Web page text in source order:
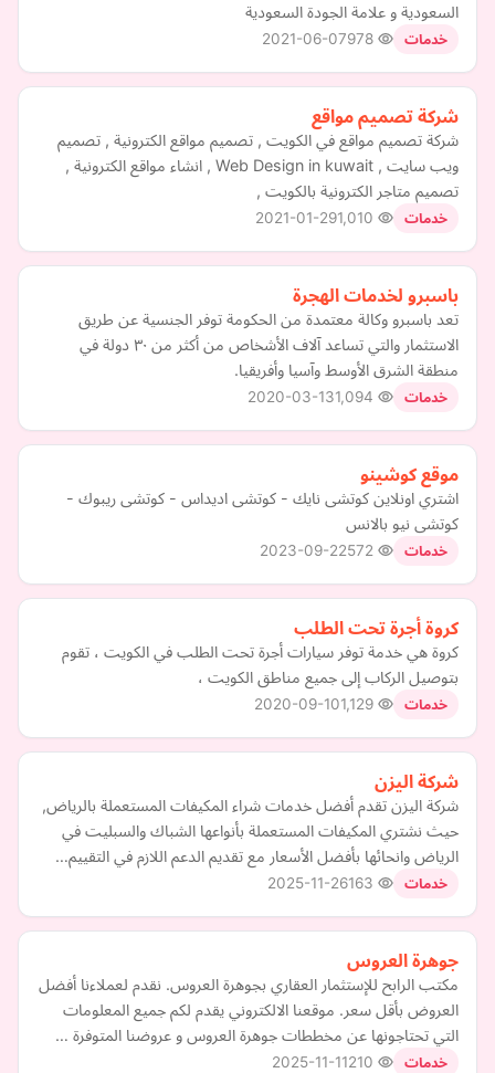
السعودية و علامة الجودة السعودية
خدمات 2021-06-07
شركة تصميم مواقع
شركة تصميم مواقع في الكويت , تصميم مواقع الكترونية , تصميم
ويب سايت , Web Design in kuwait , انشاء مواقع الكترونية ,
تصميم متاجر الكترونية بالكويت ,
خدمات 2021-01-29
باسبرو لخدمات الهجرة
تعد باسبرو وكالة معتمدة من الحكومة توفر الجنسية عن طريق
الاستثمار والتي تساعد آلاف الأشخاص من أكثر من ٣٠ دولة في
منطقة الشرق الأوسط وآسيا وأفريقيا.
خدمات 2020-03-13
موقع كوشينو
اشتري اونلاين كوتشى نايك - كوتشى اديداس - كوتشى ريبوك -
كوتشى نيو بالانس
خدمات 2023-09-22
كروة أجرة تحت الطلب
كروة هي خدمة توفر سيارات أجرة تحت الطلب في الكويت ، تقوم
بتوصيل الركاب إلى جميع مناطق الكويت ،
خدمات 2020-09-10
شركة اليزن
شركة اليزن تقدم أفضل خدمات شراء المكيفات المستعملة بالرياض,
حيث نشتري المكيفات المستعملة بأنواعها الشباك والسبليت في
الرياض وانحائها بأفضل الأسعار مع تقديم الدعم اللازم في التقييم…
خدمات 2025-11-26
جوهرة العروس
مكتب الرابح للإستثمار العقاري بجوهرة العروس. نقدم لعملاءنا أفضل
العروض بأقل سعر. موقعنا الالكتروني يقدم لكم جميع المعلومات
التي تحتاجونها عن مخططات جوهرة العروس و عروضنا المتوفرة …
خدمات 2025-11-11